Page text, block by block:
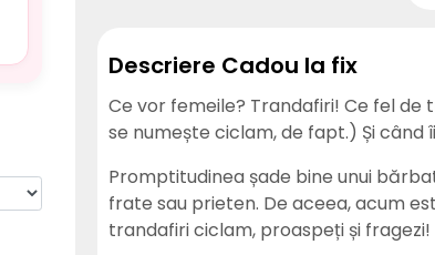
Descriere Cadou la fix
Ce vor femeile? Trandafiri! Ce fel de
se numește ciclam, de fapt.) Și când
Promptitudinea șade bine unui
frate sau prieten. De aceea, acum
trandafiri ciclam, proaspeți și fragezi!